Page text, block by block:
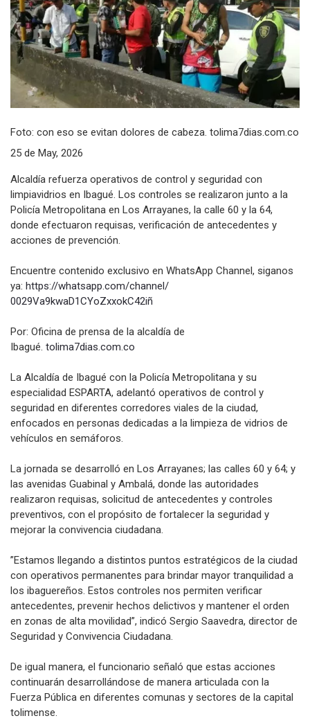
Foto: con eso se evitan dolores de cabeza. tolima7dias.com.co
25 de May, 2026
Alcaldía refuerza operativos de control y seguridad con
limpiavidrios en Ibagué. Los controles se realizaron junto a la
Policía Metropolitana en Los Arrayanes, la calle 60 y la 64,
donde efectuaron requisas, verificación de antecedentes y
acciones de prevención.
Encuentre contenido exclusivo en WhatsApp Channel, siganos
ya: https://whatsapp.com/channel/
0029Va9kwaD1CYoZxxokC42iñ
Por: Oficina de prensa de la alcaldía de
Ibagué. tolima7dias.com.co
La Alcaldía de Ibagué con la Policía Metropolitana y su
especialidad ESPARTA, adelantó operativos de control y
seguridad en diferentes corredores viales de la ciudad,
enfocados en personas dedicadas a la limpieza de vidrios de
vehículos en semáforos.
La jornada se desarrolló en Los Arrayanes; las calles 60 y 64; y
las avenidas Guabinal y Ambalá, donde las autoridades
realizaron requisas, solicitud de antecedentes y controles
preventivos, con el propósito de fortalecer la seguridad y
mejorar la convivencia ciudadana.
”Estamos llegando a distintos puntos estratégicos de la ciudad
con operativos permanentes para brindar mayor tranquilidad a
los ibaguereños. Estos controles nos permiten verificar
antecedentes, prevenir hechos delictivos y mantener el orden
en zonas de alta movilidad”, indicó Sergio Saavedra, director de
Seguridad y Convivencia Ciudadana.
De igual manera, el funcionario señaló que estas acciones
continuarán desarrollándose de manera articulada con la
Fuerza Pública en diferentes comunas y sectores de la capital
tolimense.